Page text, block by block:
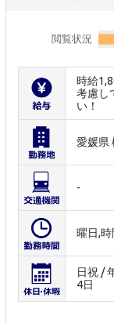
閲覧状況
時給
考慮し
い！
愛媛県
-
曜日,
日祝 /
4日